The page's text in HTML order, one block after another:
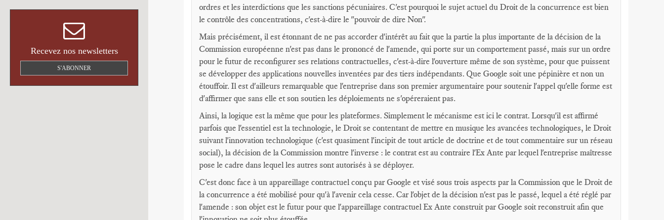
Recevez nos newsletters
S'ABONNER
ordres et les interdictions que les sanctions pécuniaires. C'est pourquoi le sujet actuel du Droit de la concurrence est bien
le contrôle des concentrations, c'est-à-dire le "pouvoir de dire Non".
Mais précisément, il est étonnant de ne pas accorder d'intérêt au fait que la partie la plus importante de la décision de la
Commission européenne n'est pas dans le prononcé de l'amende, qui porte sur un comportement passé, mais sur un ordre
pour le futur de reconfigurer ses relations contractuelles, c'est-à-dire l'ouverture même de son système, pour que puissent
se développer des applications nouvelles inventées par des tiers indépendants. Que Google soit une pépinière et non un
étouffoir. Il est d'ailleurs remarquable que l'entreprise dans son premier argumentaire pour soutenir l'appel qu'elle forme est
d'affirmer que sans elle et son soutien les déploiements ne s'opéreraient pas.
Ainsi, la logique est la même que pour les plateformes. Simplement le mécanisme est ici le contrat. Lorsqu'il est affirmé
parfois que l'essentiel est la technologie, le Droit se contentant de mettre en musique les avancées technologiques, le Droit
suivant l'innovation technologique (c'est quasiment l'incipit de tout article de doctrine et de tout commentaire sur un réseau
social), la décision de la Commission montre l'inverse : le contrat est au contraire l'Ex Ante par lequel l'entreprise maîtresse
pose le cadre dans lequel les autres sont autorisés à se déployer.
C'est donc face à un appareillage contractuel conçu par Google et visé sous trois aspects par la Commission que le Droit de
la concurrence a été mobilisé pour qu'à l'avenir cela cesse. Car l'objet de la décision n'est pas le passé, lequel a été réglé par
l'amende : son objet est le futur pour que l'appareillage contractuel Ex Ante construit par Google soit reconstruit afin que